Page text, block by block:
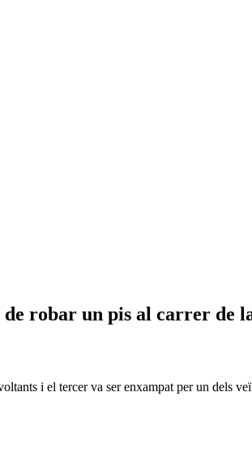
robar un pis al carrer de
i el tercer va ser enxampat per un dels